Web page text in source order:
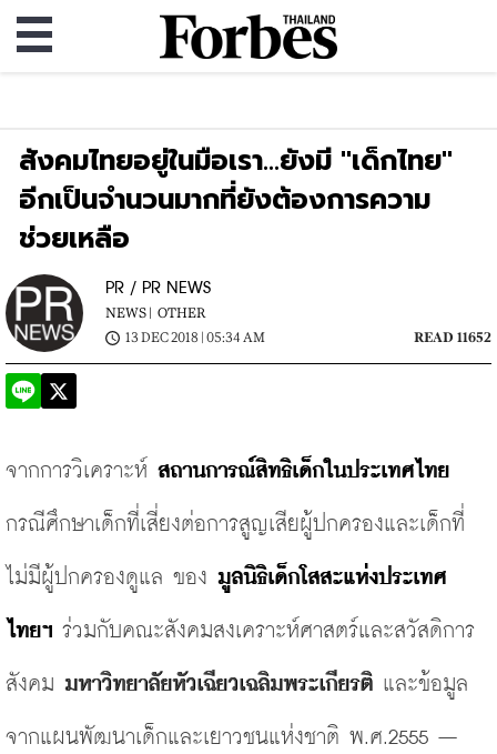
สังคมไทยอยู่ในมือเรา...ยังมี "เด็กไทย"
อีกเป็นจำนวนมากที่ยังต้องการความ
ช่วยเหลือ
PR / PR NEWS
NEWS |
OTHER
13 DEC 2018 | 05:34 AM
READ 11652
จากการวิเคราะห์ สถานการณ์สิทธิเด็กในประเทศไทย
กรณีศึกษาเด็กที่เสี่ยงต่อการสูญเสียผู้ปกครองและเด็กที่
ไม่มีผู้ปกครองดูแล ของ มูลนิธิเด็กโสสะแห่งประเทศ
ไทยฯ ร่วมกับคณะสังคมสงเคราะห์ศาสตร์และสวัสดิการ
สังคม มหาวิทยาลัยหัวเฉียวเฉลิมพระเกียรติ และข้อมูล
จากแผนพัฒนาเด็กและเยาวชนแห่งชาติ พ.ศ.2555 –